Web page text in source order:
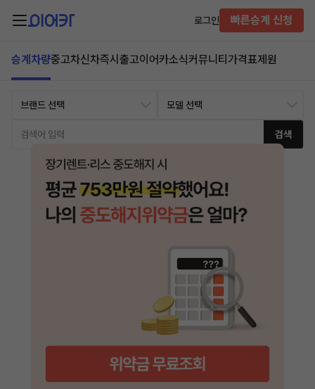
로그인 빠른승계 신청
승계차량중고차신차즉시출고이어카소식커뮤니티 가격표제원
검색